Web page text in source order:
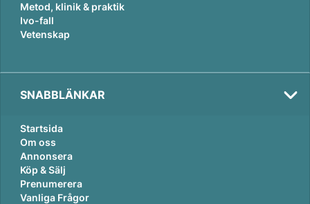
Metod, klinik & praktik
Ivo-fall
Vetenskap
SNABBLÄNKAR
Startsida
Om oss
Annonsera
Köp & Sälj
Prenumerera
Vanliga Frågor